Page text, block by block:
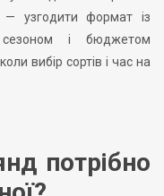
— узгодити формат із
сезоном і бюджетом
вибір сортів і час на
потрібно